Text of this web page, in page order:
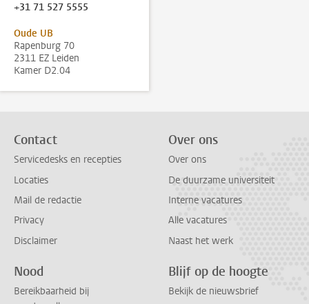
+31 71 527 5555
Oude UB
Rapenburg 70
2311 EZ Leiden
Kamer D2.04
Contact
Servicedesks en recepties
Locaties
Mail de redactie
Privacy
Disclaimer
Over ons
Over ons
De duurzame universiteit
Interne vacatures
Alle vacatures
Naast het werk
Nood
Bereikbaarheid bij
Blijf op de hoogte
Bekijk de nieuwsbrief